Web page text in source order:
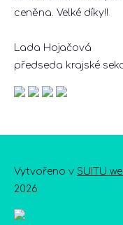
ceněna. Velké díky!!
Lada Hojačová
předseda krajské
Vytvořeno v SUITU
2026